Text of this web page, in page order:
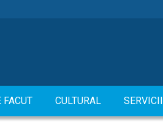
FACUT CULTURAL SERVICII